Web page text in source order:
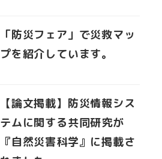
「防災フェア」で災救マッ
プを紹介しています。
【論文掲載】防災情報シス
テムに関する共同研究が
『自然災害科学』に掲載さ